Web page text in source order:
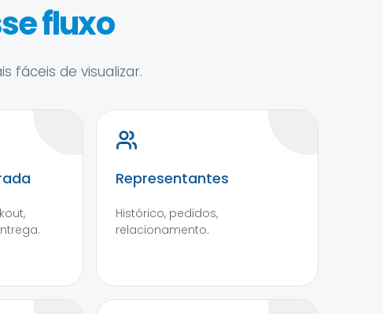
fluxo
fáceis de visualizar.
Representantes
Histórico, pedidos,
relacionamento.